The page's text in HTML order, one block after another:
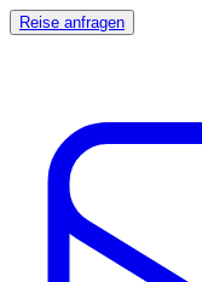
Reise anfragen